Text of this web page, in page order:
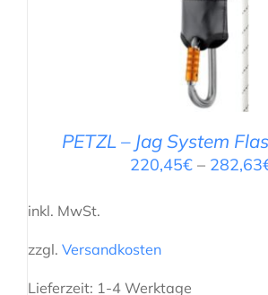
PETZL – Jag System
220,45€– 282,63
inkl. MwSt.
zzgl. Versandkosten
Lieferzeit: 1-4 Werktage